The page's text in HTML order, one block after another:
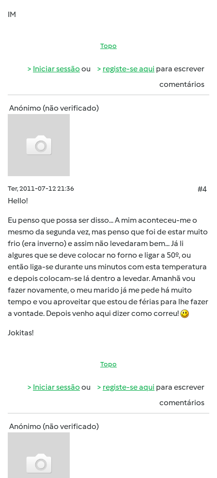
IM
Topo
Iniciar sessão ou registe-se aqui para escrever
comentários
Anónimo (não verificado)
Ter, 2011-07-12 21:36
#4
Hello!
Eu penso que possa ser disso... A mim aconteceu-me o
mesmo da segunda vez, mas penso que foi de estar muito
frio (era inverno) e assim não levedaram bem... Já li
algures que se deve colocar no forno e ligar a 50º, ou
então liga-se durante uns minutos com esta temperatura
e depois colocam-se lá dentro a levedar. Amanhã vou
fazer novamente, o meu marido já me pede há muito
tempo e vou aproveitar que estou de férias para lhe fazer
a vontade. Depois venho aqui dizer como correu!
Jokitas!
Topo
Iniciar sessão ou registe-se aqui para escrever
comentários
Anónimo (não verificado)